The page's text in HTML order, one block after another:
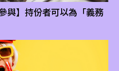
與】持份者可以為「義務